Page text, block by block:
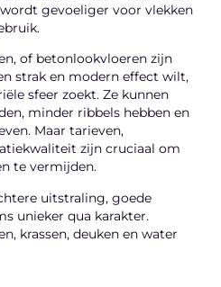
gevoeliger voor vlekken
of betonlookvloeren zijn
strak en modern effect wilt,
sfeer zoekt. Ze kunnen
minder ribbels hebben en
Maar tarieven,
zijn cruciaal om
te vermijden.
uitstraling, goede
unieker qua karakter.
krassen, deuken en water